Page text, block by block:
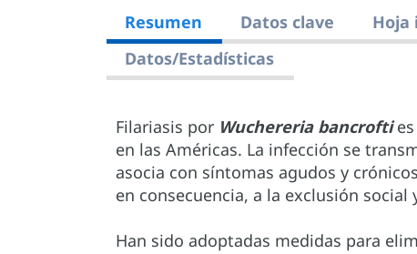
Resumen Datos clave Hoja
Datos/Estadísticas
Filariasis por Wuchereria bancrofti
en las Américas. La infección se
asocia con síntomas agudos y
en consecuencia, a la exclusión social
Han sido adoptadas medidas para